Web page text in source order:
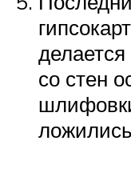
со стен